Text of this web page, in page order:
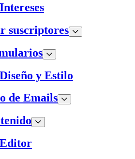
Intereses
suscriptores
Diseño y Estilo
de Emails
Editor